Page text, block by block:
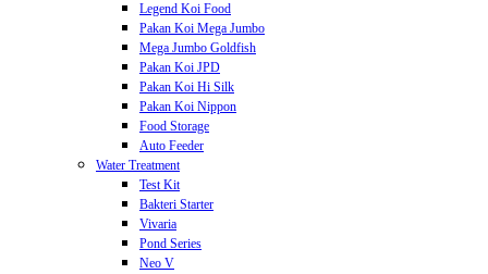
Legend Koi Food
Pakan Koi Mega Jumbo
Mega Jumbo Goldfish
Pakan Koi JPD
Pakan Koi Hi Silk
Pakan Koi Nippon
Food Storage
Auto Feeder
Water Treatment
Test Kit
Bakteri Starter
Vivaria
Pond Series
Neo V